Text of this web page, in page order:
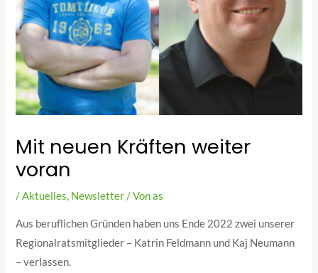
Mit neuen Kräften weiter
voran
/Aktuelles, Newsletter/ Vonas
Aus beruflichen Gründen haben uns Ende 2022 zwei unserer
Regionalratsmitglieder – Katrin Feldmann und Kaj Neumann
– verlassen.